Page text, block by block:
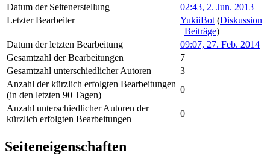
Datum der Seitenerstellung
02:43, 2. Jun. 2013
Letzter Bearbeiter
YukiiBot (Diskussion
| Beiträge)
Datum der letzten Bearbeitung
09:07, 27. Feb. 2014
Gesamtzahl der Bearbeitungen
7
Gesamtzahl unterschiedlicher Autoren
3
Anzahl der kürzlich erfolgten Bearbeitungen
(in den letzten 90 Tagen)
0
Anzahl unterschiedlicher Autoren der
kürzlich erfolgten Bearbeitungen
0
Seiteneigenschaften